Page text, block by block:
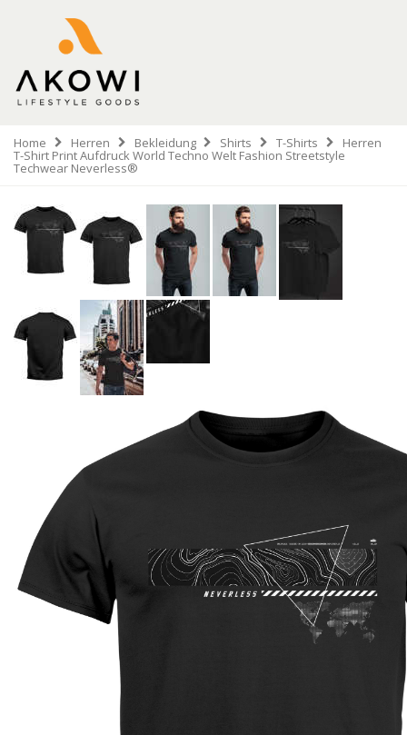
Home Herren Bekleidung Shirts T-Shirts Herren
T-Shirt Print Aufdruck World Techno Welt Fashion Streetstyle
Techwear Neverless®